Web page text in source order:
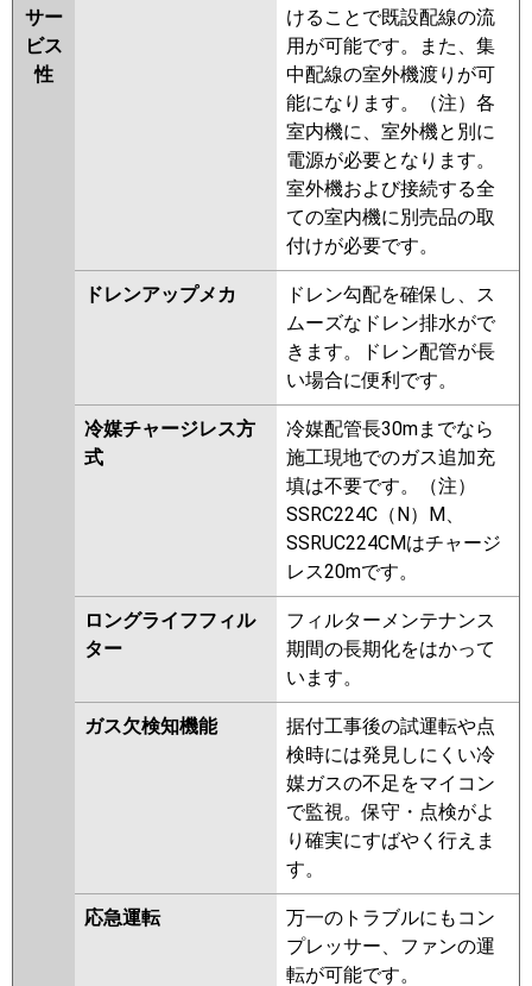
サー
ビス
性
けることで既設配線の流
用が可能です。また、集
中配線の室外機渡りが可
能になります。（注）各
室内機に、室外機と別に
電源が必要となります。
室外機および接続する全
ての室内機に別売品の取
付けが必要です。
ドレンアップメカ
ドレン勾配を確保し、ス
ムーズなドレン排水がで
きます。ドレン配管が長
い場合に便利です。
冷媒チャージレス方
式
冷媒配管長30mまでなら
施工現地でのガス追加充
填は不要です。（注）
SSRC224C（N）M、
SSRUC224CMはチャージ
レス20mです。
ロングライフフィル
ター
フィルターメンテナンス
期間の長期化をはかって
います。
ガス欠検知機能
据付工事後の試運転や点
検時には発見しにくい冷
媒ガスの不足をマイコン
で監視。保守・点検がよ
り確実にすばやく行えま
す。
応急運転
万一のトラブルにもコン
プレッサー、ファンの運
転が可能です。